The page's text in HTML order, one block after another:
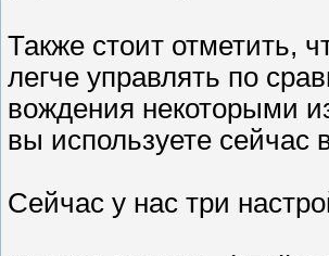
Также стоит отметить,
легче управлять по
вождения некоторыми
вы используете сейчас
Сейчас у нас три